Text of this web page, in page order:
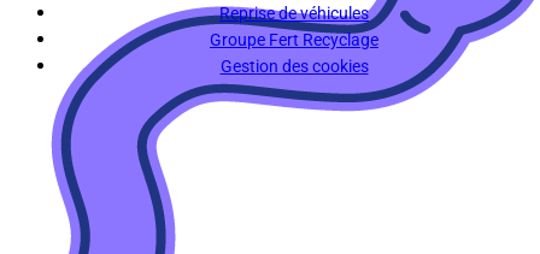
Reprise de véhicules
Groupe Fert Recyclage
Gestion des cookies